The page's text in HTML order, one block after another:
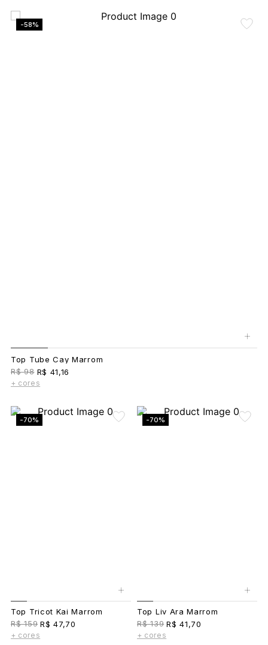
-58%
+
Top Tube Cay Marrom
R$ 98 R$ 41,16
+ cores
-70%
+
Top Tricot Kai Marrom
R$ 159 R$ 47,70
+ cores
-70%
+
Top Liv Ara Marrom
R$ 139 R$ 41,70
+ cores